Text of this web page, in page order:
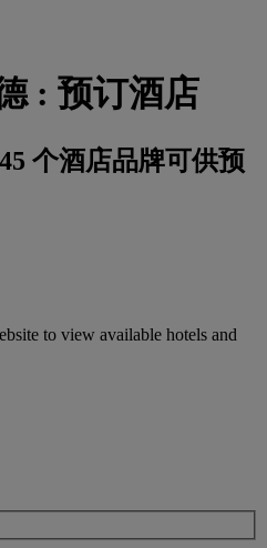
: 预订酒店
个酒店品牌可供预
to view available hotels and